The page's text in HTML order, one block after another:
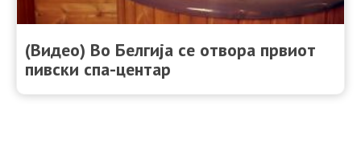
(Видео) Во Белгија се отвора првиот
пивски спа-центар